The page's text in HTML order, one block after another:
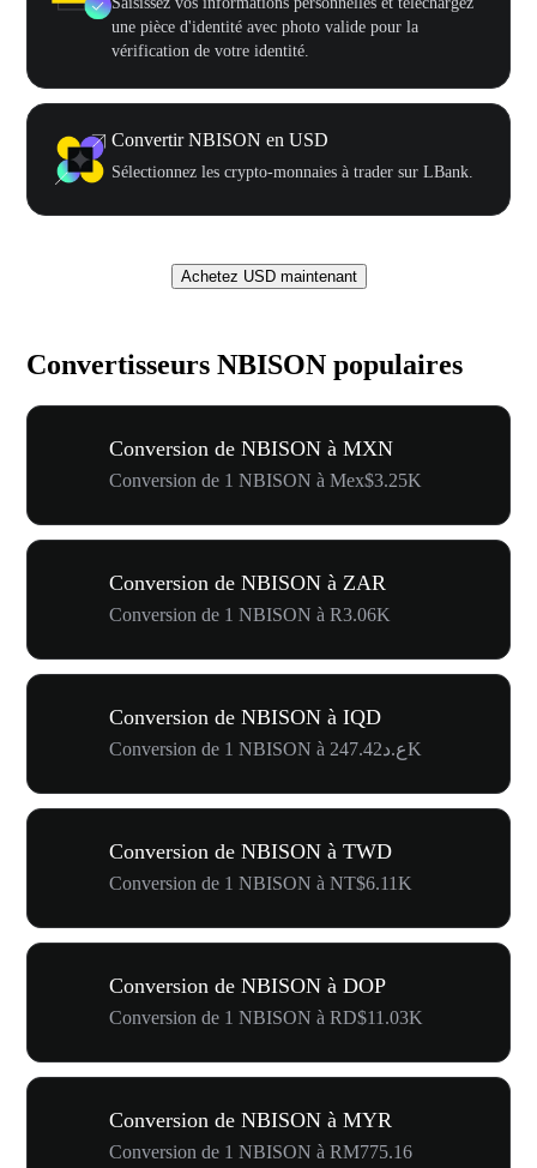
une pièce d'identité avec photo valide pour la
vérification de votre identité.
Convertir NBISON en USD
Sélectionnez les crypto-monnaies à trader sur LBank.
Achetez USD maintenant
Convertisseurs NBISON populaires
Conversion de NBISON à MXN
Conversion de 1 NBISON à Mex$3.25K
Conversion de NBISON à ZAR
Conversion de 1 NBISON à R3.06K
Conversion de NBISON à IQD
Conversion de 1 NBISON à ع.د247.42K
Conversion de NBISON à TWD
Conversion de 1 NBISON à NT$6.11K
Conversion de NBISON à DOP
Conversion de 1 NBISON à RD$11.03K
Conversion de NBISON à MYR
Conversion de 1 NBISON à RM775.16